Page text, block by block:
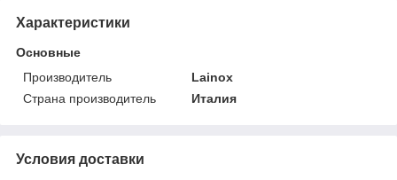
Характеристики
Основные
Производитель
Lainox
Страна производитель
Италия
Условия доставки